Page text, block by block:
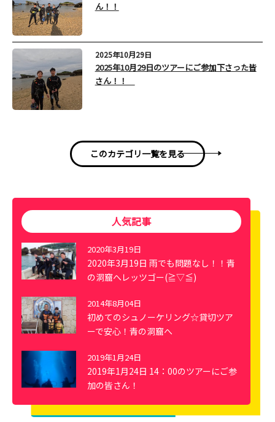
ん！！
2025年10月29日
2025年10月29日のツアーにご参加下さった皆
さん！！
このカテゴリ一覧を見る
人気記事
2020年3月19日
2020年3月19日 雨でも問題なし！！青
の洞窟へレッツゴー(≧▽≦)
2014年8月04日
初めてのシュノーケリング☆貸切ツア
ーで安心！青の洞窟へ
2019年1月24日
2019年1月24日 14：00のツアーにご参
加の皆さん！